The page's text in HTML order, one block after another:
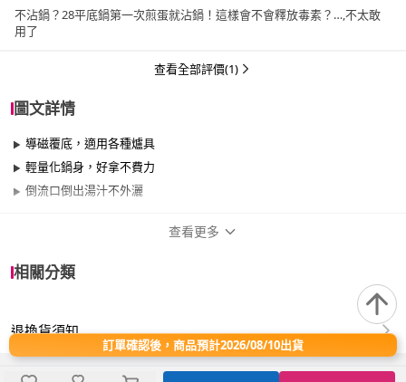
不沾鍋？28平底鍋第一次煎蛋就沾鍋！這樣會不會釋放毒素？…,不太敢
用了
查看全部評價(1)
圖文詳情
導磁覆底，適用各種爐具
輕量化鍋身，好拿不費力
倒流口倒出湯汁不外灑
尺寸 26cm~29cm、30cm~34cm
材質 其他合金
查看更多
相關分類
退換貨須知
訂單確認後，商品預計2026/08/10出貨